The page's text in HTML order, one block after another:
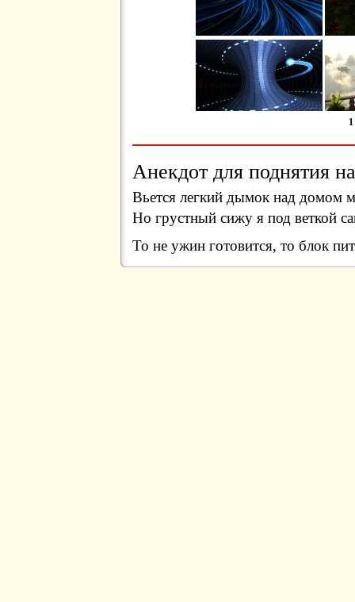
1
Анекдот для поднятия
Вьется легкий дымок над домом
Но грустный сижу я под веткой
То не ужин готовится, то блок